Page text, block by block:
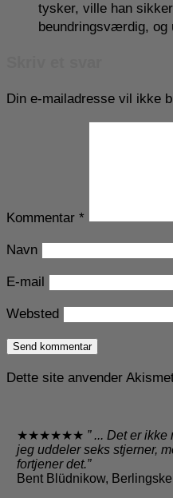
tysker, ville han
beundringsværdig, og
Din e-mailadresse vil ikke
Kommentar *
Navn
E-mail
Websted
Dette site anvender
★★★★★★ ” ... Det er
jeg uddeler seks stjerner,
fortjener det.”
Bent Blüdnikow, Berlingske